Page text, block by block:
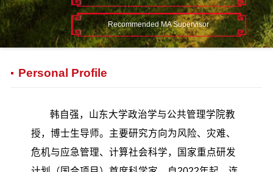
Recommended MA Supervisor
Personal Profile
韩自强，山东大学政治学与公共管理学院教
授，博士生导师。主要研究方向为风险、灾难、
危机与应急管理、计算社会科学，国家重点研发